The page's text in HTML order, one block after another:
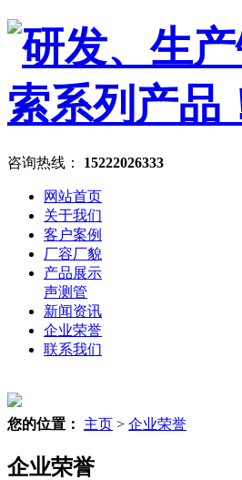
咨询热线： 15222026333
网站首页
关于我们
客户案例
厂容厂貌
产品展示
声测管
新闻资讯
企业荣誉
联系我们
您的位置： 主页 > 企业荣誉
企业荣誉